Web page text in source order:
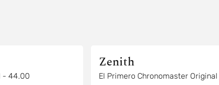
- 44.00
Zenith
El Primero Chronomaster Original